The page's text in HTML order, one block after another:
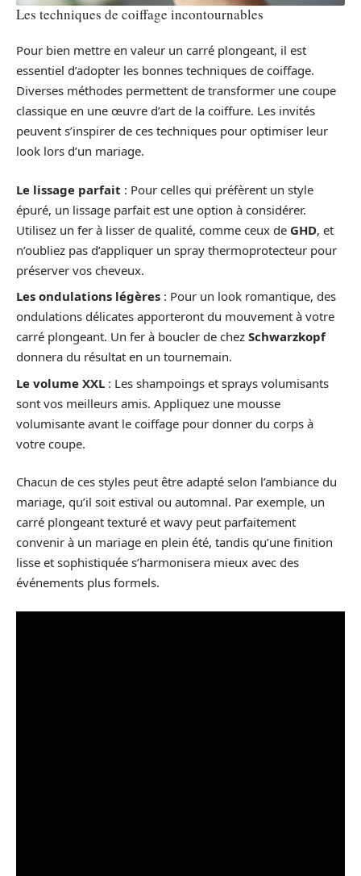
Les techniques de coiffage incontournables
Pour bien mettre en valeur un carré plongeant, il est
essentiel d’adopter les bonnes techniques de coiffage.
Diverses méthodes permettent de transformer une coupe
classique en une œuvre d’art de la coiffure. Les invités
peuvent s’inspirer de ces techniques pour optimiser leur
look lors d’un mariage.
Le lissage parfait : Pour celles qui préfèrent un style
épuré, un lissage parfait est une option à considérer.
Utilisez un fer à lisser de qualité, comme ceux de GHD, et
n’oubliez pas d’appliquer un spray thermoprotecteur pour
préserver vos cheveux.
Les ondulations légères : Pour un look romantique, des
ondulations délicates apporteront du mouvement à votre
carré plongeant. Un fer à boucler de chez Schwarzkopf
donnera du résultat en un tournemain.
Le volume XXL : Les shampoings et sprays volumisants
sont vos meilleurs amis. Appliquez une mousse
volumisante avant le coiffage pour donner du corps à
votre coupe.
Chacun de ces styles peut être adapté selon l’ambiance du
mariage, qu’il soit estival ou automnal. Par exemple, un
carré plongeant texturé et wavy peut parfaitement
convenir à un mariage en plein été, tandis qu’une finition
lisse et sophistiquée s’harmonisera mieux avec des
événements plus formels.